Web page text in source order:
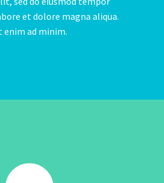
et dolore magna aliqua.
enim ad minim.